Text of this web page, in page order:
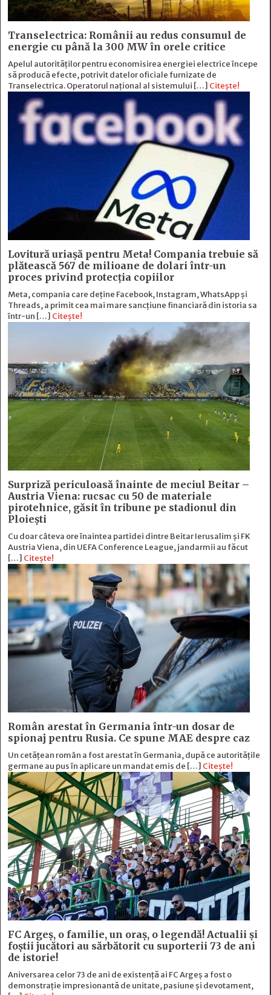
Transelectrica: Românii au redus consumul de
energie cu până la 300 MW în orele critice
Apelul autorităților pentru economisirea energiei electrice începe
să producă efecte, potrivit datelor oficiale furnizate de
Transelectrica. Operatorul național al sistemului […] Citește!
Lovitură uriașă pentru Meta! Compania trebuie să
plătească 567 de milioane de dolari într-un
proces privind protecția copiilor
Meta, compania care deține Facebook, Instagram, WhatsApp și
Threads, a primit cea mai mare sancțiune financiară din istoria sa
într-un […] Citește!
Surpriză periculoasă înainte de meciul Beitar –
Austria Viena: rucsac cu 50 de materiale
pirotehnice, găsit în tribune pe stadionul din
Ploiești
Cu doar câteva ore înaintea partidei dintre Beitar Ierusalim și FK
Austria Viena, din UEFA Conference League, jandarmii au făcut
[…] Citește!
Român arestat în Germania într-un dosar de
spionaj pentru Rusia. Ce spune MAE despre caz
Un cetățean român a fost arestat în Germania, după ce autoritățile
germane au pus în aplicare un mandat emis de […] Citește!
FC Argeş, o familie, un oraș, o legendă! Actualii şi
foştii jucători au sărbătorit cu suporterii 73 de ani
de istorie!
Aniversarea celor 73 de ani de existență ai FC Argeș a fost o
demonstrație impresionantă de unitate, pasiune și devotament,